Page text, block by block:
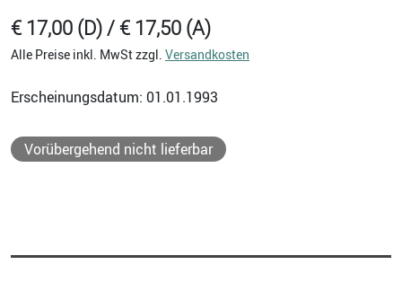
€ 17,00 (D) / € 17,50 (A)
Alle Preise inkl. MwSt zzgl. Versandkosten
Erscheinungsdatum: 01.01.1993
Vorübergehend nicht lieferbar